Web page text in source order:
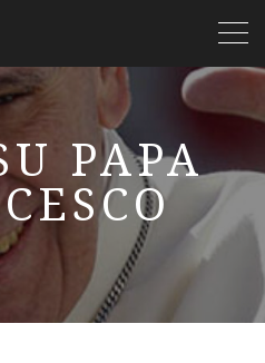
PAPA